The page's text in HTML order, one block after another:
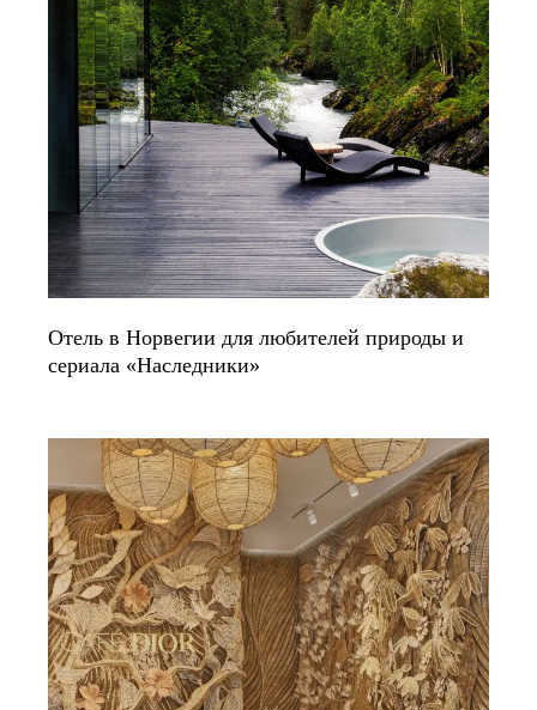
Отель в Норвегии для любителей природы и
сериала «‎Наследники»